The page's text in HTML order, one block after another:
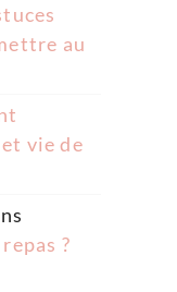
au
vie de
?